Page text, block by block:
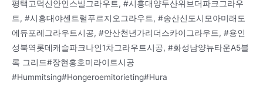
평택고덕신안인스빌그라우트, #시흥대양두산위브더파크그라우
트, #시흥대야센트럴푸르지오그라우트, #송산신도시모아미래도
에듀포레그라우트시공, #안산천년가리더스카이그라우트, #용인
성북역롯데캐슬파크나인1차그라우트시공, #화성남양뉴타운A5블
록 그리드#장현홍호미라이트시공
#Hummitsing#Hongeroemitorieting#Hura